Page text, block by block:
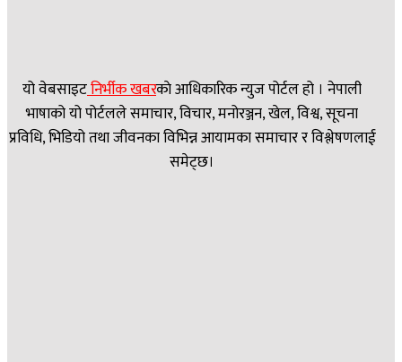
यो वेबसाइटनिर्भीक खबरकाे आधिकारिक न्युज पोर्टल हो । नेपाली
भाषाको यो पोर्टलले समाचार, विचार, मनोरञ्जन, खेल, विश्व, सूचना
प्रविधि, भिडियो तथा जीवनका विभिन्न आयामका समाचार र विश्लेषणलाई
समेट्छ।